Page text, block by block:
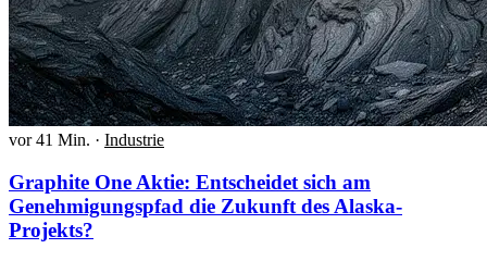
vor 41 Min. · Industrie
Graphite One Aktie: Entscheidet sich am
Genehmigungspfad die Zukunft des Alaska-
Projekts?